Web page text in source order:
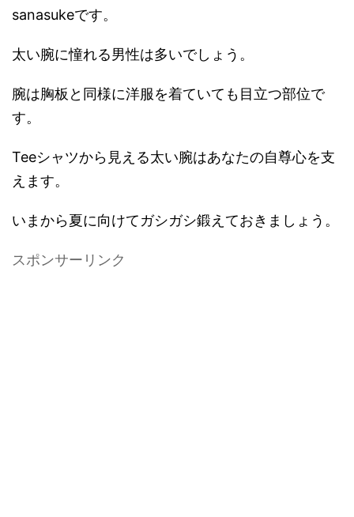
sanasukeです。
太い腕に憧れる男性は多いでしょう。
腕は胸板と同様に洋服を着ていても目立つ部位で
す。
Teeシャツから見える太い腕はあなたの自尊心を支
えます。
いまから夏に向けてガシガシ鍛えておきましょう。
スポンサーリンク